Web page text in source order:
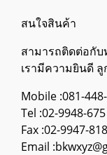
สนใจสินค้า
สามารถติดต่อกับ
เรามีความยินดี
Mobile :081-
Tel :02-9948-675
Fax :02-9947-818
Email